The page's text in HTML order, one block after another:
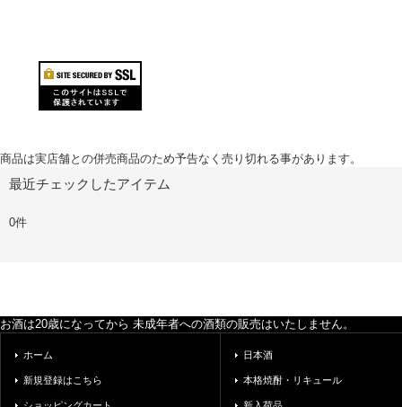
商品は実店舗との併売商品のため予告なく売り切れる事があります。
最近チェックしたアイテム
0件
お酒は20歳になってから 未成年者への酒類の販売はいたしません。
ホーム
新規登録はこちら
日本酒
本格焼酎・リキュール